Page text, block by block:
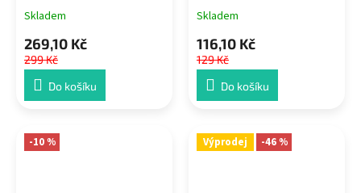
Skladem
269,10 Kč
299 Kč
Do košíku
Skladem
116,10 Kč
129 Kč
Do košíku
-10 % Výprodej -46 %